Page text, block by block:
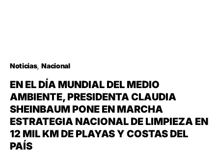
Noticias Nacional
EN EL DÍA MUNDIAL DEL MEDIO
AMBIENTE, PRESIDENTA CLAUDIA
SHEINBAUM PONE EN MARCHA
ESTRATEGIA NACIONAL DE LIMPIEZA EN
12 MIL KM DE PLAYAS Y COSTAS DEL
PAÍS